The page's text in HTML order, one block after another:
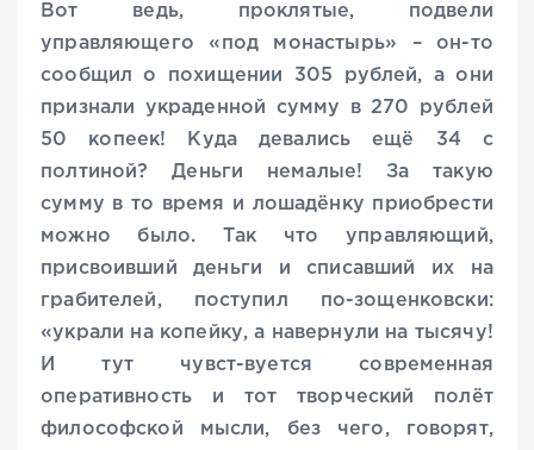
Вот ведь, проклятые, подвели
управляющего «под монастырь» – он-то
сообщил о похищении 305 рублей, а они
признали украденной сумму в 270 рублей
50 копеек! Куда девались ещё 34 с
полтиной? Деньги немалые! За такую
сумму в то время и лошадёнку приобрести
можно было. Так что управляющий,
присвоивший деньги и списавший их на
грабителей, поступил по-зощенковски:
«украли на копейку, а навернули на тысячу!
И тут чувст-вуется современная
оперативность и тот творческий полёт
философской мысли, без чего, говорят,